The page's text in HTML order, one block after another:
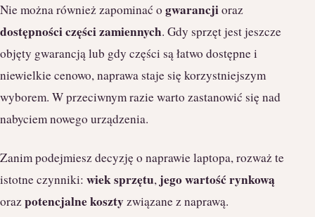
Nie można również zapominać o gwarancjioraz
dostępności części zamiennych. Gdy sprzęt jest jeszcze
objęty gwarancją lub gdy części są łatwo dostępne i
niewielkie cenowo, naprawa staje się korzystniejszym
wyborem. W przeciwnym razie warto zastanowić się nad
nabyciem nowego urządzenia.
Zanim podejmiesz decyzję o naprawie laptopa, rozważ te
istotne czynniki: wiek sprzętu, jego wartość rynkową
orazpotencjalne koszty związane z naprawą.